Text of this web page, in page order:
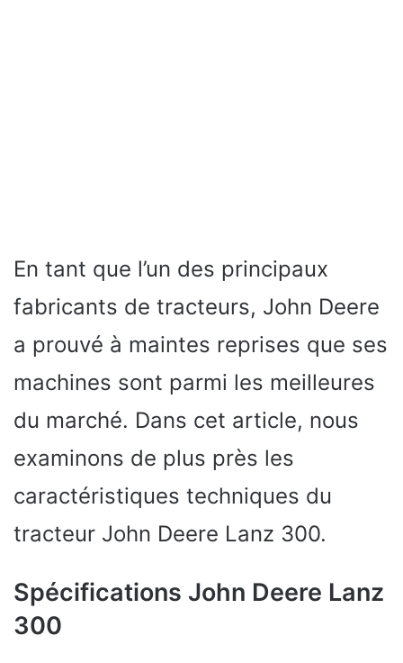
En tant que l’un des principaux
fabricants de tracteurs, John Deere
a prouvé à maintes reprises que ses
machines sont parmi les meilleures
du marché. Dans cet article, nous
examinons de plus près les
caractéristiques techniques du
tracteur John Deere Lanz 300.
Spécifications John Deere Lanz
300